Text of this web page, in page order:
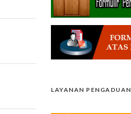
LAYANAN PENGADUAN